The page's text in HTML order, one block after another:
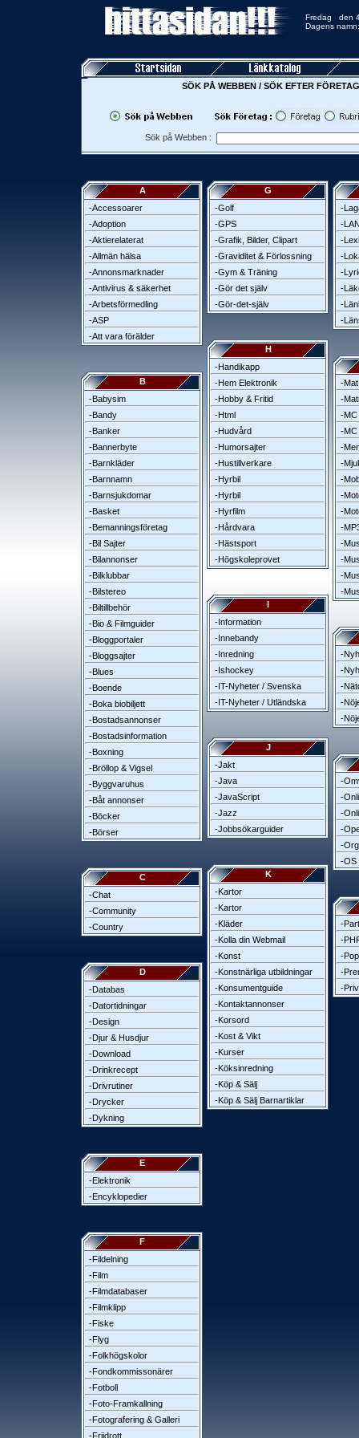
Fredag
Dagens
SÖK PÅ WEBBEN / SÖK EFTER
Sök på Webben :
A
-Accessoarer
-Adoption
-Aktierelaterat
-Allmän hälsa
-Annonsmarknader
-Antivirus & säkerhet
-Arbetsförmedling
-ASP
-Att vara förälder
B
-Babysim
-Bandy
-Banker
-Bannerbyte
-Barnkläder
-Barnnamn
-Barnsjukdomar
-Basket
-Bemanningsföretag
-Bil Sajter
-Bilannonser
-Bilklubbar
-Bilstereo
-Biltillbehör
-Bio & Filmguider
-Bloggportaler
-Bloggsajter
-Blues
-Boende
-Boka biobiljett
-Bostadsannonser
-Bostadsinformation
-Boxning
-Bröllop & Vigsel
-Byggvaruhus
-Båt annonser
-Böcker
-Börser
C
-Chat
-Community
-Country
D
-Databas
-Datortidningar
-Design
-Djur & Husdjur
-Download
-Drinkrecept
-Drivrutiner
-Drycker
-Dykning
E
-Elektronik
-Encyklopedier
F
-Fildelning
-Film
-Filmdatabaser
-Filmklipp
-Fiske
-Flyg
-Folkhögskolor
-Fondkommissonärer
-Fotboll
-Foto-Framkallning
-Fotografering & Galleri
-Friidrott
G
-Golf
-GPS
-Grafik, Bilder, Clipart
-Graviditet & Förlossning
-Gym & Träning
-Gör det själv
-Gör-det-själv
H
-Handikapp
-Hem Elektronik
-Hobby & Fritid
-Html
-Hudvård
-Humorsajter
-Hustillverkare
-Hyrbil
-Hyrbil
-Hyrfilm
-Hårdvara
-Hästsport
-Högskoleprovet
I
-Information
-Innebandy
-Inredning
-Ishockey
-IT-Nyheter / Svenska
-IT-Nyheter / Utländska
J
-Jakt
-Java
-JavaScript
-Jazz
-Jobbsökarguider
K
-Kartor
-Kartor
-Kläder
-Kolla din Webmail
-Konst
-Konstnärliga utbildningar
-Konsumentguide
-Kontaktannonser
-Korsord
-Kost & Vikt
-Kurser
-Köksinredning
-Köp & Sälj
-Köp & Sälj Barnartiklar
-
-
-
-
-
-
-
-
-
-
-MC
-MC
-
-
-
-
-
-
-
-
-
-
-
-
-
-
-
-
-
-
-
-
-OS
-
-
-
-
-